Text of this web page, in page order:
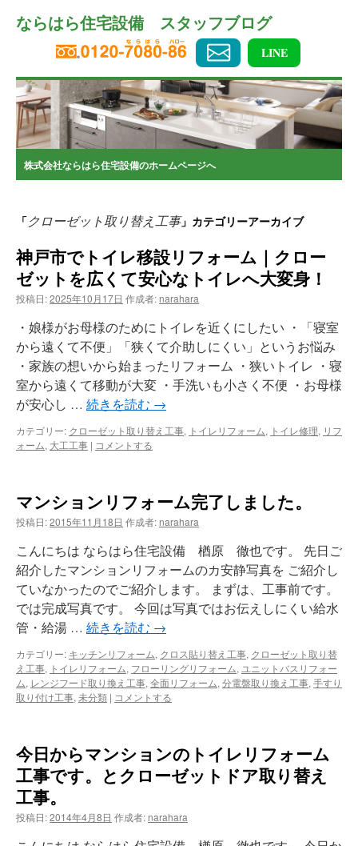
ン
テ
へ
ス
キ
ッ
プ
ならはら住宅設備 スタッフブログ
LINE
株式会社ならはら住宅設備のホームページへ
「クローゼット取り替え工事」カテゴリーアーカイブ
神戸市でトイレ移設リフォーム｜クロー
ゼットを広くて安心なトイレへ大変身！
投稿日:2025年10月17日 作成者: narahara
・娘様がお母様のためにトイレを近くにしたい ・「寝室
から遠くて不便」「狭くて介助しにくい」というお悩み
・家族の想いから始まったリフォーム ・狭いトイレ ・寝
室から遠くて移動が大変 ・手洗いも小さく不便 ・お母様
が安心し … 続きを読む →
カテゴリー: クローゼット取り替え工事, トイレリフォーム, トイレ修理, リフ
ォーム, 大工工事 | コメントする
マンションリフォーム完了しました。
投稿日:2015年11月18日 作成者: narahara
こんにちは ならはら住宅設備 楢原 徹也です。 先日ご
紹介したマンションリフォームのカ安静写真を ご紹介し
ていなかったのでご紹介します。 まずは、工事前です。
では完成写真です。 今回は写真ではお伝えしにくい給水
管・給湯 … 続きを読む →
カテゴリー: キッチンリフォーム, クロス貼り替え工事, クローゼット取り替
え工事, トイレリフォーム, フローリングリフォーム, ユニットバスリフォー
ム, レンジフード取り換え工事, 全面リフォーム, 分電盤取り換え工事, 手すり
取り付け工事, 未分類 | コメントする
今日からマンションのトイレリフォーム
工事です。とクローゼットドア取り替え
工事。
投稿日:2014年4月8日 作成者: narahara